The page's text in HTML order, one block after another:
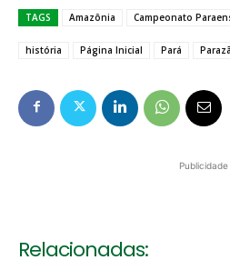
TAGS Amazônia Campeonato
história Página Inicial Pará
Publicidade
Relacionadas: